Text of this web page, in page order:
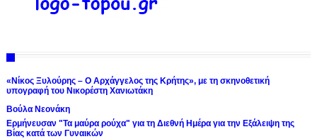
«Νίκος Ξυλούρης – Ο Αρχάγγελος της Κρήτης», με τη σκηνοθετική
υπογραφή του Νικορέστη Χανιωτάκη
Βούλα Νεονάκη
Ερμήνευσαν "Τα μαύρα ρούχα" για τη Διεθνή Ημέρα για την Εξάλειψη της
Βίας κατά των Γυναικών